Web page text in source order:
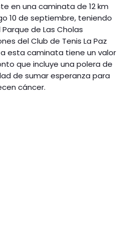
en una caminata de 12 km
10 de septiembre, teniendo
de Las Cholas
del Club de Tenis La Paz
a esta caminata tiene un valor
que incluye una polera de
de sumar esperanza para
cáncer.